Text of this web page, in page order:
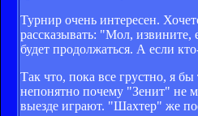
Турнир очень интересен.
рассказывать: "Мол, извините,
будет продолжаться. А если
Так что, пока все грустно, я
непонятно почему "Зенит" не
выезде играют. "Шахтер" же